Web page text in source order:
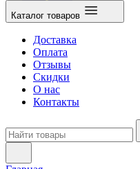
Каталог товаров
Доставка
Оплата
Отзывы
Скидки
О нас
Контакты